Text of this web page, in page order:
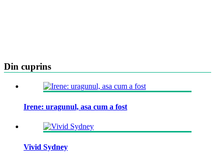
Din cuprins
Irene: uragunul, asa cum a fost
Vivid Sydney